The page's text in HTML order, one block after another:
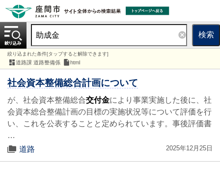
検索
絞り込まれた条件[タップすると解除できます]
道路課 道路整備係 html
社会資本整備総合計画について
が、社会資本整備総合交付金により事業実施した後に、社
会資本総合整備計画の目標の実施状況等について評価を行
い、これを公表することと定められています。事後評価書
…
道路
2025年12月25日